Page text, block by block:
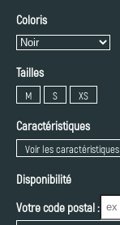
Coloris
Tailles
M S XS
Caractéristiques
Voir les caractéristiques
Disponibilité
Votre code postal :